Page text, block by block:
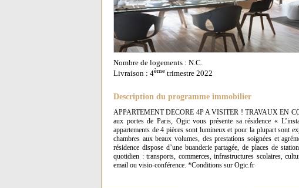
Nombre de logements : N.C.
Livraison : 4ème trimestre 2022
Description du programme immobilier
APPARTEMENT DECORE 4P A VISITER ! TRAVAUX EN
aux portes de Paris, Ogic vous présente sa résidence «
appartements de 4 pièces sont lumineux et pour la plupart sont
chambres aux beaux volumes, des prestations soignées et
résidence dispose d’une buanderie partagée, de places de
quotidien : transports, commerces, infrastructures scolaires,
email ou visio-conférence. *Conditions sur Ogic.fr